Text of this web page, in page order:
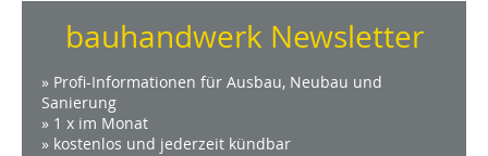
bauhandwerk Newsletter
» Profi-Informationen für Ausbau, Neubau und
Sanierung
» 1 x im Monat
» kostenlos und jederzeit kündbar